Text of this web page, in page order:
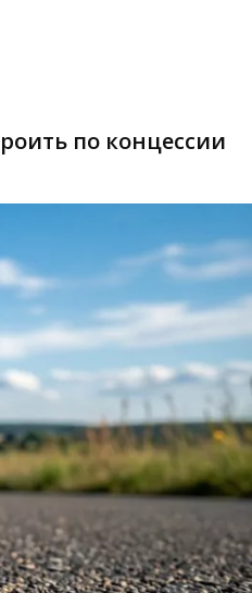
по концессии